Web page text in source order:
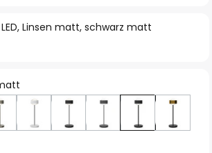
LED, Linsen matt, schwarz matt